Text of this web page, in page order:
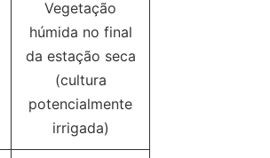
Vegetação
húmida no final
da estação seca
(cultura
potencialmente
irrigada)